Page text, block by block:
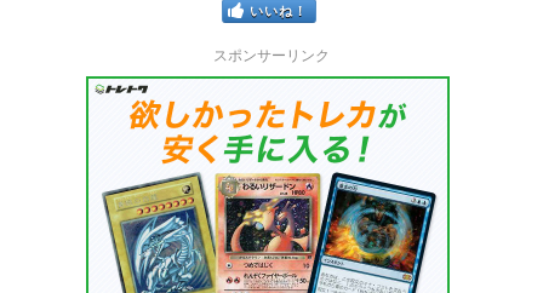
いいね！
スポンサーリンク